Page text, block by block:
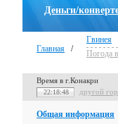
Деньги/
Главная /
Гвинея
Погода
Время в г.Конакри
22:18:49 другой
Общая информация